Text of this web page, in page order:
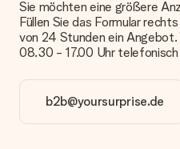
Kundenservice.
Zahlung
Wir bieten die folgenden
mit normaler Überweisung,
Kreditkarte oder auf Rechnung
manuellen Überweisung
Sie möchten eine größere
Füllen Sie das Formular
von 24 Stunden ein Angebot.
08.30 - 17.00 Uhr telefonisch
b2b@yoursurprise.de